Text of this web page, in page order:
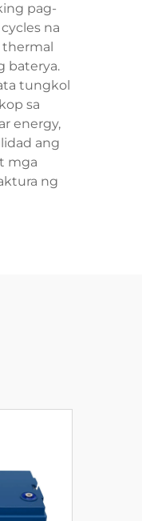
pag-
na
thermal
baterya.
tungkol
sa
energy,
ang
mga
ng